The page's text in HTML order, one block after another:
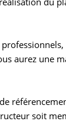
aurez une
soit